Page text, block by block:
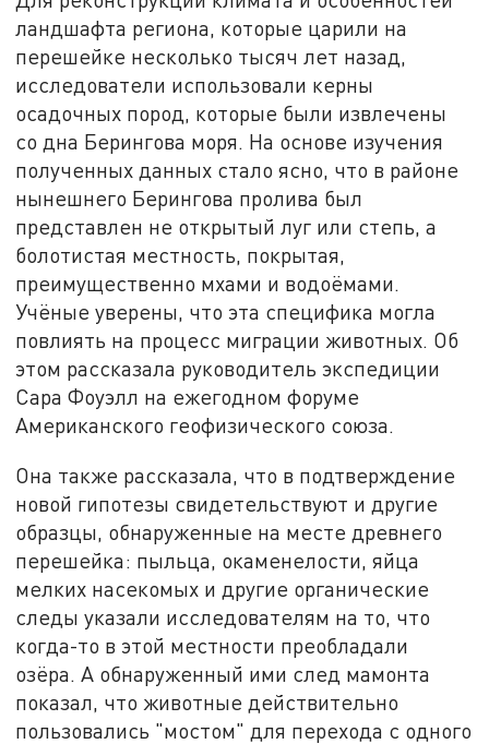
ландшафта региона, которые царили на
перешейке несколько тысяч лет назад,
исследователи использовали керны
осадочных пород, которые были извлечены
со дна Берингова моря. На основе изучения
полученных данных стало ясно, что в районе
нынешнего Берингова пролива был
представлен не открытый луг или степь, а
болотистая местность, покрытая,
преимущественно мхами и водоёмами.
Учёные уверены, что эта специфика могла
повлиять на процесс миграции животных. Об
этом рассказала руководитель экспедиции
Сара Фоуэлл на ежегодном форуме
Американского геофизического союза.
Она также рассказала, что в подтверждение
новой гипотезы свидетельствуют и другие
образцы, обнаруженные на месте древнего
перешейка: пыльца, окаменелости, яйца
мелких насекомых и другие органические
следы указали исследователям на то, что
когда-то в этой местности преобладали
озёра. А обнаруженный ими след мамонта
показал, что животные действительно
пользовались "мостом" для перехода с одного